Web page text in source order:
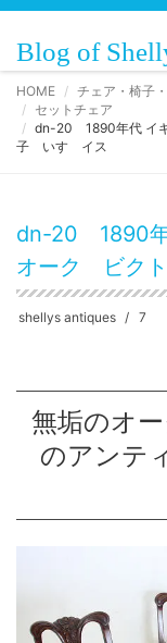
Blog of
HOME チェア・椅子
セットチェア
dn-20 1890年代 イ
子 いす イス
dn-20 1890年
オーク ビク
shellys antiques 7
無垢のオ
のアンテ